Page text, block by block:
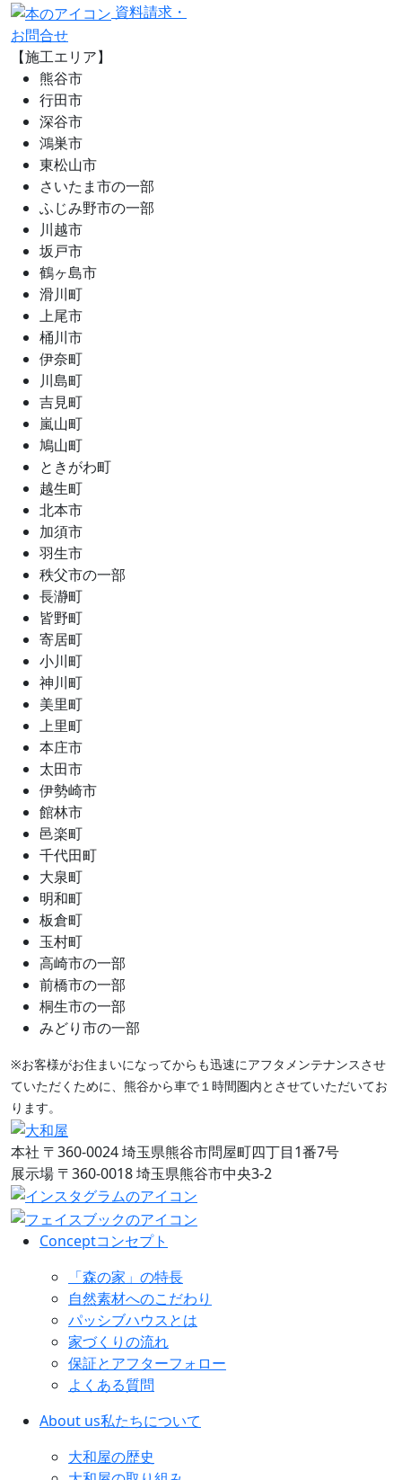
資料請求・
お問合せ
【施工エリア】
熊谷市
行田市
深谷市
鴻巣市
東松山市
さいたま市の一部
ふじみ野市の一部
川越市
坂戸市
鶴ヶ島市
滑川町
上尾市
桶川市
伊奈町
川島町
吉見町
嵐山町
鳩山町
ときがわ町
越生町
北本市
加須市
羽生市
秩父市の一部
長瀞町
皆野町
寄居町
小川町
神川町
美里町
上里町
本庄市
太田市
伊勢崎市
館林市
邑楽町
千代田町
大泉町
明和町
板倉町
玉村町
高崎市の一部
前橋市の一部
桐生市の一部
みどり市の一部
※お客様がお住まいになってからも迅速にアフタメンテナンスさせ
ていただくために、熊谷から車で１時間圏内とさせていただいてお
ります。
本社 〒360-0024 埼玉県熊谷市問屋町四丁目1番7号
展示場 〒360-0018 埼玉県熊谷市中央3-2
Conceptコンセプト
「森の家」の特長
自然素材へのこだわり
パッシブハウスとは
家づくりの流れ
保証とアフターフォロー
よくある質問
About us私たちについて
大和屋の歴史